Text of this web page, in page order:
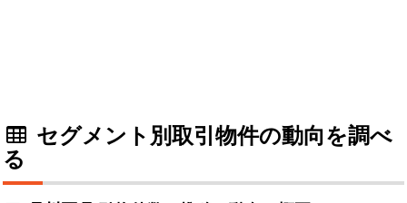
セグメント別取引物件の動向を調べ
る